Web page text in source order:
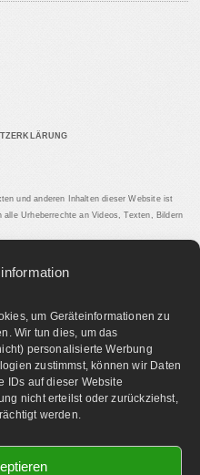
um Geräteinformationen zu
Wir tun dies, um das
personalisierte Werbung
zustimmst, können wir Daten
IDs auf dieser Website
nicht erteilst oder zurückziehst,
werden.
und anderen Inhalten dieser Website ist
Urheberrechte an Videos, Texten, Bildern